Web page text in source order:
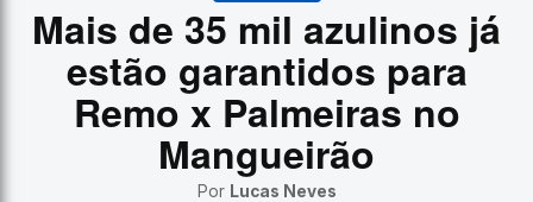
Mais de 35 mil azulinos já
estão garantidos para
Remo x Palmeiras no
Mangueirão
Por Lucas Neves